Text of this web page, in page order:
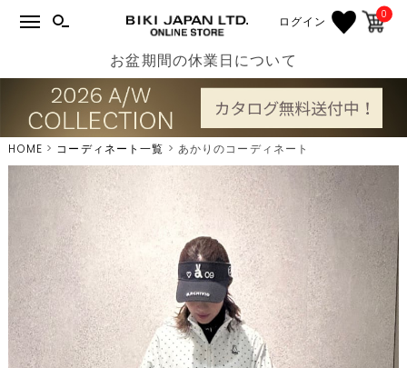
ログイン 0
お盆期間の休業日について
HOME コーディネート一覧 あかりのコーディネート